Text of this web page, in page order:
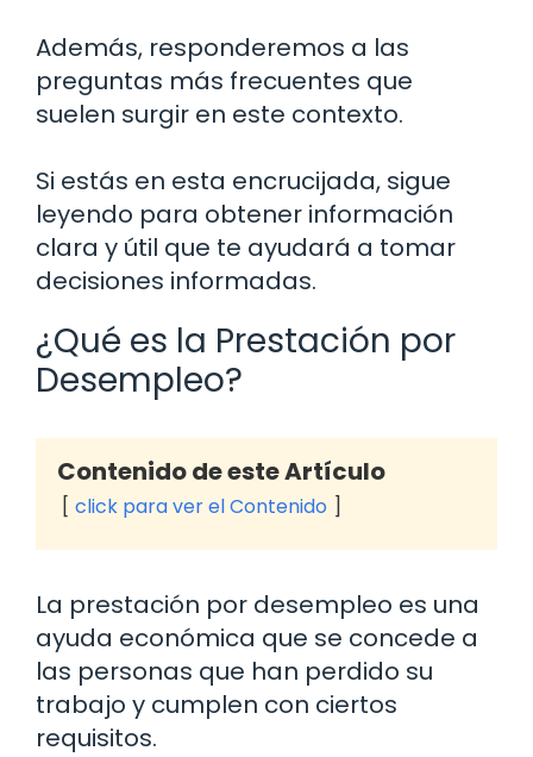
Además, responderemos a las
preguntas más frecuentes que
suelen surgir en este contexto.
Si estás en esta encrucijada, sigue
leyendo para obtener información
clara y útil que te ayudará a tomar
decisiones informadas.
¿Qué es la Prestación por
Desempleo?
Contenido de este Artículo
click para ver el Contenido
La prestación por desempleo es una
ayuda económica que se concede a
las personas que han perdido su
trabajo y cumplen con ciertos
requisitos.